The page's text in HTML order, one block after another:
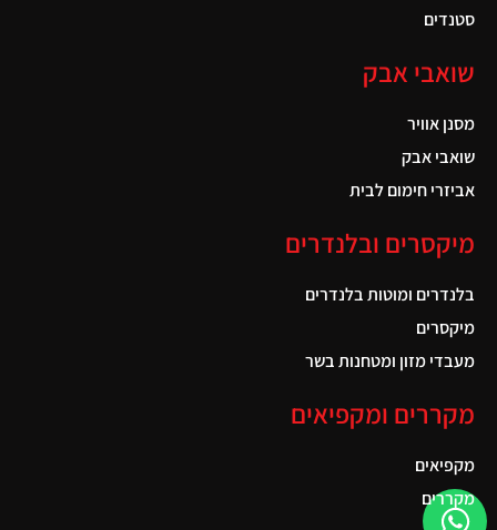
סטנדים
שואבי אבק
מסנן אוויר
שואבי אבק
אביזרי חימום לבית
מיקסרים ובלנדרים
בלנדרים ומוטות בלנדרים
מיקסרים
מעבדי מזון ומטחנות בשר
מקררים ומקפיאים
מקפיאים
מקררים